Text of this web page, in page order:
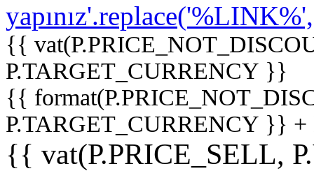
{{
P.TARGET_CURRENCY }}
{{
P.TARGET_CURRENCY }}
{{ vat(P.PRICE_SELL,